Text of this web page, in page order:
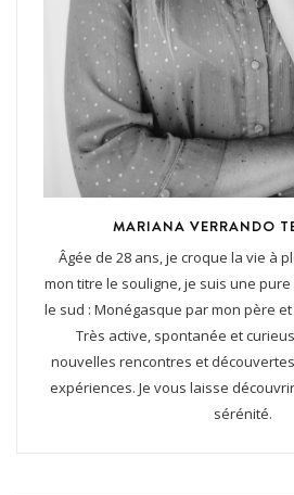
MARIANA VERRANDO
Âgée de 28 ans, je croque la vie à
mon titre le souligne, je suis une
le sud : Monégasque par mon père
Très active, spontanée et
nouvelles rencontres et
expériences. Je vous laisse
sérénité.